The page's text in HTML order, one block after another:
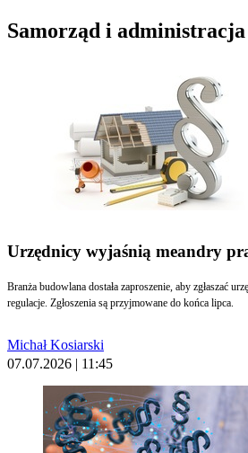
Samorząd i administracja
Urzędnicy wyjaśnią meandry
Branża budowlana dostała zaproszenie, aby zgłaszać
regulacje. Zgłoszenia są przyjmowane do końca lipca.
Michał Kosiarski
07.07.2026 | 11:45